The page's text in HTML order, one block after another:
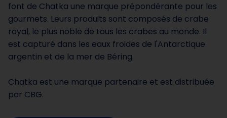
font de Chatka une marque prépondérante pour les
gourmets. Leurs produits sont composés de crabe
royal, le plus noble de tous les crabes au monde. Il
est capturé dans les eaux froides de l'Antarctique
argentin et de la mer de Béring.
Chatka est une marque partenaire et est distribuée
par CBG.